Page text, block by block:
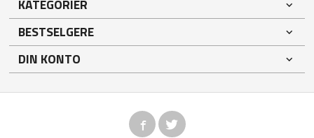
KATEGORIER
BESTSELGERE
DIN KONTO